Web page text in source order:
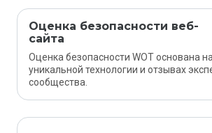
Оценка безопасности веб-
сайта
Оценка безопасности WOT основана
уникальной технологии и отзывах
сообщества.